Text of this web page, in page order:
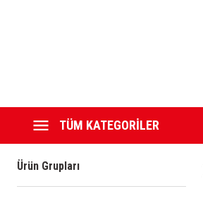
TÜM KATEGORİLER
Ürün Grupları